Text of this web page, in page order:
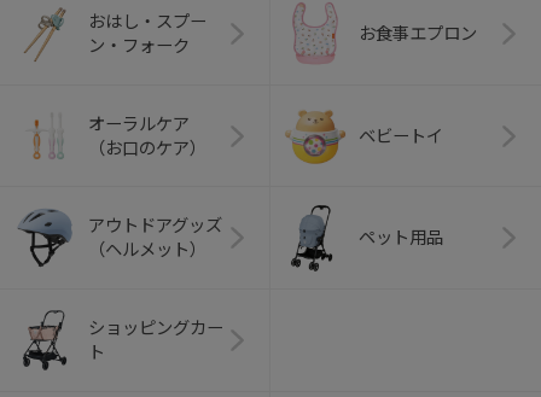
おはし・スプー
ン・フォーク
お食事エプロン
オーラルケア
（お口のケア）
ベビートイ
アウトドアグッズ
（ヘルメット）
ペット用品
ショッピングカー
ト